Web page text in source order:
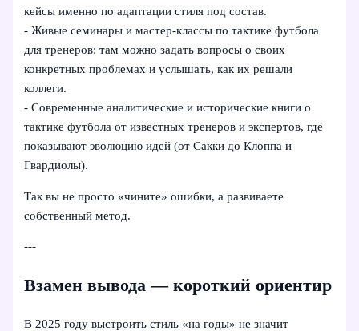
кейсы именно по адаптации стиля под состав.
- Живые семинары и мастер-классы по тактике футбола
для тренеров: там можно задать вопросы о своих
конкретных проблемах и услышать, как их решали
коллеги.
- Современные аналитические и исторические книги о
тактике футбола от известных тренеров и экспертов, где
показывают эволюцию идей (от Сакки до Клоппа и
Гвардиолы).
Так вы не просто «чините» ошибки, а развиваете
собственный метод.
---
Взамен вывода — короткий ориентир
В 2025 году выстроить стиль «на годы» не значит